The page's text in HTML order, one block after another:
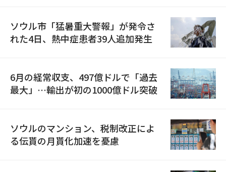
ソウル市「猛暑重大警報」が発令さ
れた4日、熱中症患者39人追加発生
6月の経常収支、497億ドルで「過去
最大」…輸出が初の1000億ドル突破
ソウルのマンション、税制改正によ
る伝貰の月貰化加速を憂慮